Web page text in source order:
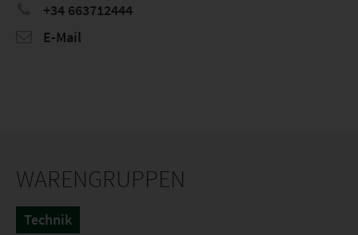
+34 663712444
E-Mail
WARENGRUPPEN
Technik